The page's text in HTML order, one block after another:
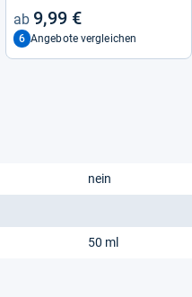
9,99 €
6 Angebote vergleichen
nein
50 ml